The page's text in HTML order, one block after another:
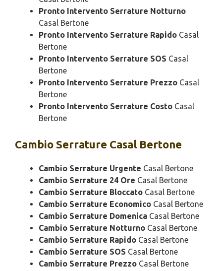
Pronto Intervento Serrature Notturno
Casal Bertone
Pronto Intervento Serrature Rapido Casal
Bertone
Pronto Intervento Serrature SOS Casal
Bertone
Pronto Intervento Serrature Prezzo Casal
Bertone
Pronto Intervento Serrature Costo Casal
Bertone
Cambio Serrature Casal Bertone
Cambio Serrature Urgente Casal Bertone
Cambio Serrature 24 Ore Casal Bertone
Cambio Serrature Bloccato Casal Bertone
Cambio Serrature Economico Casal Bertone
Cambio Serrature Domenica Casal Bertone
Cambio Serrature Notturno Casal Bertone
Cambio Serrature Rapido Casal Bertone
Cambio Serrature SOS Casal Bertone
Cambio Serrature Prezzo Casal Bertone